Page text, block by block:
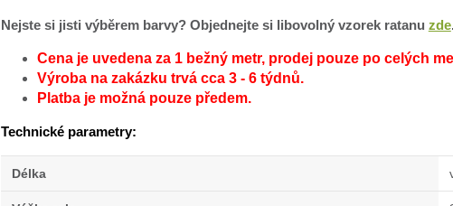
Nejste si jisti výběrem barvy? Objednejte si libovolný vzorek ratanu zde
Cena je uvedena za 1 bežný metr, prodej pouze po celých
Výroba na zakázku trvá cca 3 - 6 týdnů.
Platba je možná pouze předem.
Technické parametry:
Délka